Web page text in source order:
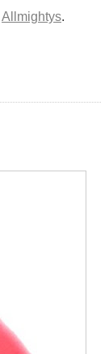
Allmightys.